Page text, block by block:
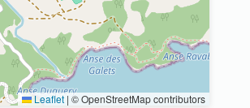
Leaflet | © OpenStreetMap contributors